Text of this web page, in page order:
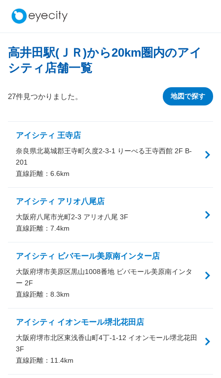
高井田駅(ＪＲ)から20km圏内のアイ
シティ店舗一覧
地図で探す
27件見つかりました。
アイシティ 王寺店
奈良県北葛城郡王寺町久度2-3-1 りーべる王寺西館 2F B-
201
直線距離： 6.6km
アイシティ アリオ八尾店
大阪府八尾市光町2-3 アリオ八尾 3F
直線距離： 7.4km
アイシティ ビバモール美原南インター店
大阪府堺市美原区黒山1008番地 ビバモール美原南インタ
ー 2F
直線距離： 8.3km
アイシティ イオンモール堺北花田店
大阪府堺市北区東浅香山町4丁-1-12 イオンモール堺北花田
3F
直線距離： 11.4km